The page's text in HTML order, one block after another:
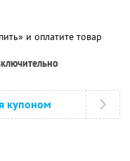
и оплатите товар
купоном